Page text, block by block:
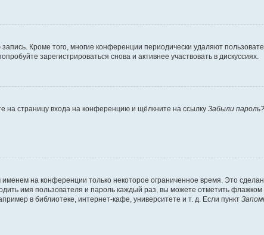
Кроме того, многие конференции периодически удаляют
зарегистрироваться снова и активнее участвовать в дискуссиях.
на страницу входа на конференцию и щёлкните на ссылку Забыли пароль?
именем на конференции только некоторое ограниченное время. Это
имя пользователя и пароль каждый раз, вы можете отметить флажком
в библиотеке, интернет-кафе, университете и т. д. Если пункт